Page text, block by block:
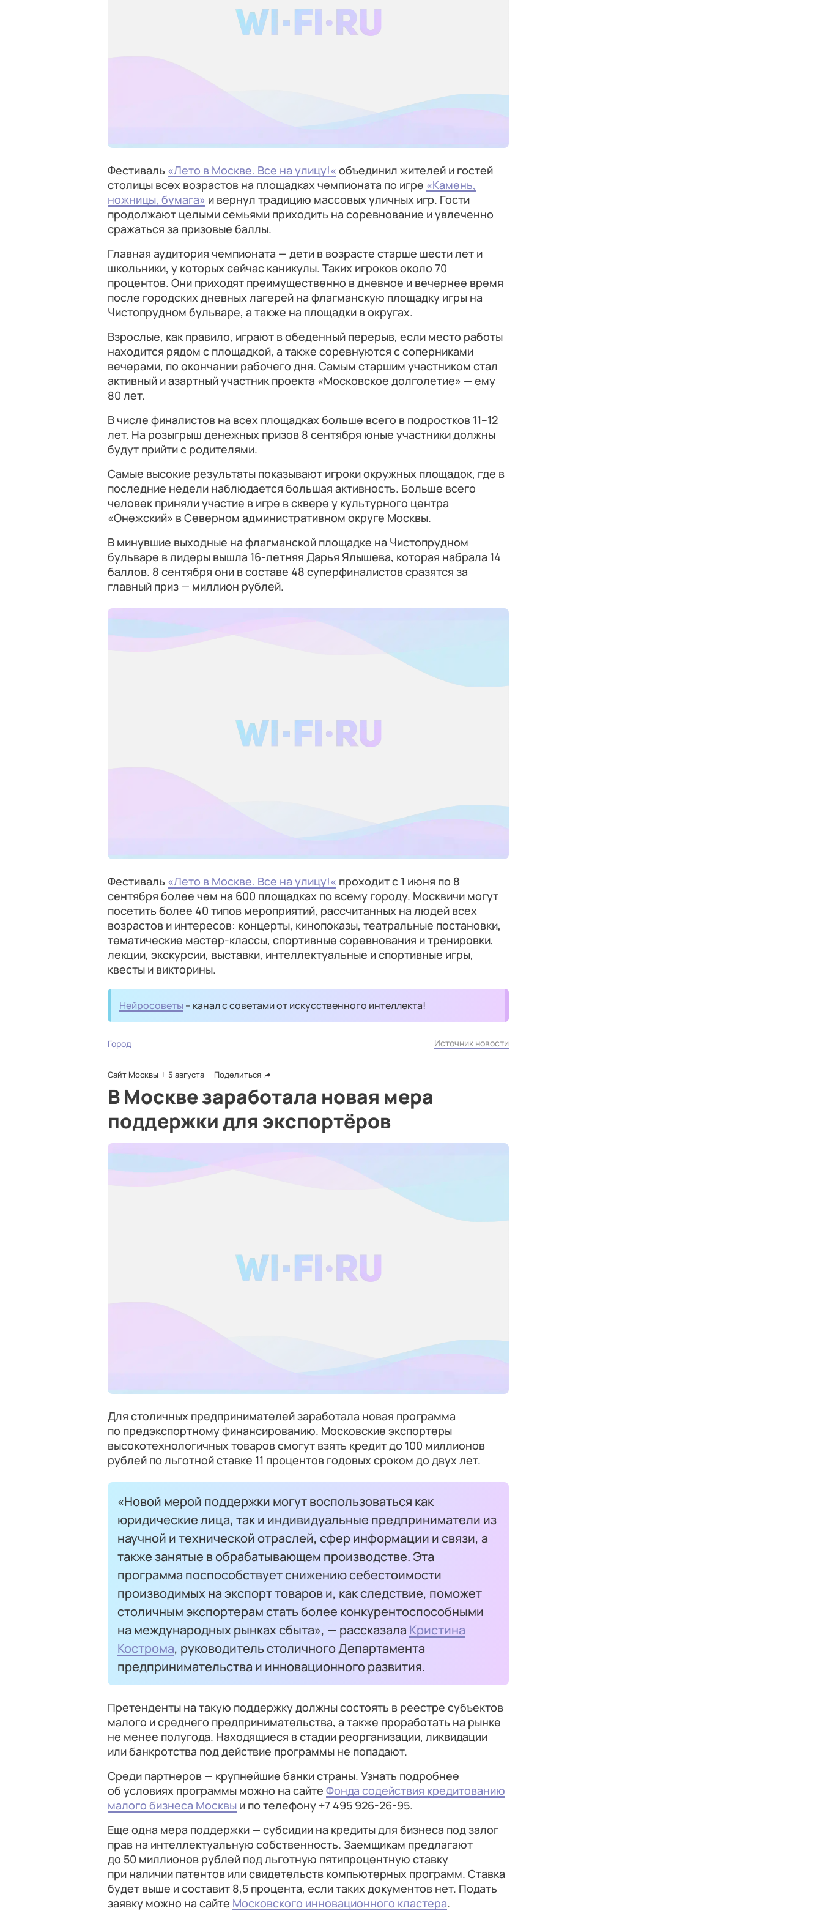
Фестиваль «Лето в Москве. Все на улицу!« объединил жителей и гостей
столицы всех возрастов на площадках чемпионата по игре «Камень,
ножницы, бумага» и вернул традицию массовых уличных игр. Гости
продолжают целыми семьями приходить на соревнование и увлеченно
сражаться за призовые баллы.
Главная аудитория чемпионата — дети в возрасте старше шести лет и
школьники, у которых сейчас каникулы. Таких игроков около 70
процентов. Они приходят преимущественно в дневное и вечернее время
после городских дневных лагерей на флагманскую площадку игры на
Чистопрудном бульваре, а также на площадки в округах.
Взрослые, как правило, играют в обеденный перерыв, если место работы
находится рядом с площадкой, а также соревнуются с соперниками
вечерами, по окончании рабочего дня. Самым старшим участником стал
активный и азартный участник проекта «Московское долголетие» — ему
80 лет.
В числе финалистов на всех площадках больше всего в подростков 11–12
лет. На розыгрыш денежных призов 8 сентября юные участники должны
будут прийти с родителями.
Самые высокие результаты показывают игроки окружных площадок, где в
последние недели наблюдается большая активность. Больше всего
человек приняли участие в игре в сквере у культурного центра
«Онежский» в Северном административном округе Москвы.
В минувшие выходные на флагманской площадке на Чистопрудном
бульваре в лидеры вышла 16-летняя Дарья Ялышева, которая набрала 14
баллов. 8 сентября они в составе 48 суперфиналистов сразятся за
главный приз — миллион рублей.
Фестиваль «Лето в Москве. Все на улицу!« проходит с 1 июня по 8
сентября более чем на 600 площадках по всему городу. Москвичи могут
посетить более 40 типов мероприятий, рассчитанных на людей всех
возрастов и интересов: концерты, кинопоказы, театральные постановки,
тематические мастер-классы, спортивные соревнования и тренировки,
лекции, экскурсии, выставки, интеллектуальные и спортивные игры,
квесты и викторины.
Нейросоветы – канал с советами от искусственного интеллекта!
Город Источник новости
Сайт Москвы 5 августа Поделиться
В Москве заработала новая мера
поддержки для экспортёров
Для столичных предпринимателей заработала новая программа
по предэкспортному финансированию. Московские экспортеры
высокотехнологичных товаров смогут взять кредит до 100 миллионов
рублей по льготной ставке 11 процентов годовых сроком до двух лет.
«Новой мерой поддержки могут воспользоваться как
юридические лица, так и индивидуальные предприниматели из
научной и технической отраслей, сфер информации и связи, а
также занятые в обрабатывающем производстве. Эта
программа поспособствует снижению себестоимости
производимых на экспорт товаров и, как следствие, поможет
столичным экспортерам стать более конкурентоспособными
на международных рынках сбыта», — рассказала Кристина
Кострома, руководитель столичного Департамента
предпринимательства и инновационного развития.
Претенденты на такую поддержку должны состоять в реестре субъектов
малого и среднего предпринимательства, а также проработать на рынке
не менее полугода. Находящиеся в стадии реорганизации, ликвидации
или банкротства под действие программы не попадают.
Среди партнеров — крупнейшие банки страны. Узнать подробнее
об условиях программы можно на сайте Фонда содействия кредитованию
малого бизнеса Москвы и по телефону +7 495 926-26-95.
Еще одна мера поддержки — субсидии на кредиты для бизнеса под залог
прав на интеллектуальную собственность. Заемщикам предлагают
до 50 миллионов рублей под льготную пятипроцентную ставку
при наличии патентов или свидетельств компьютерных программ. Ставка
будет выше и составит 8,5 процента, если таких документов нет. Подать
заявку можно на сайте Московского инновационного кластера.